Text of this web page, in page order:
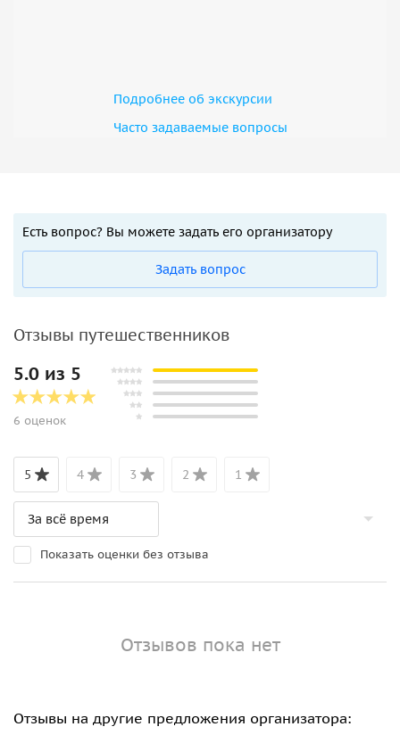
Подробнее об экскурсии
Часто задаваемые вопросы
Есть вопрос? Вы можете задать его организатору
Задать вопрос
Отзывы путешественников
5.0 из 5
6 оценок
5 4 3 2 1
Показать оценки без отзыва
Отзывов пока нет
Отзывы на другие предложения организатора: